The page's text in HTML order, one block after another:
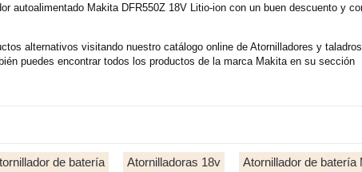
autoalimentado Makita DFR550Z 18V Litio-ion con un buen descuento y
alternativos visitando nuestro catálogo online de Atornilladores y
puedes encontrar todos los productos de la marca Makita en su sección
de batería Atornilladoras 18v Atornillador de batería